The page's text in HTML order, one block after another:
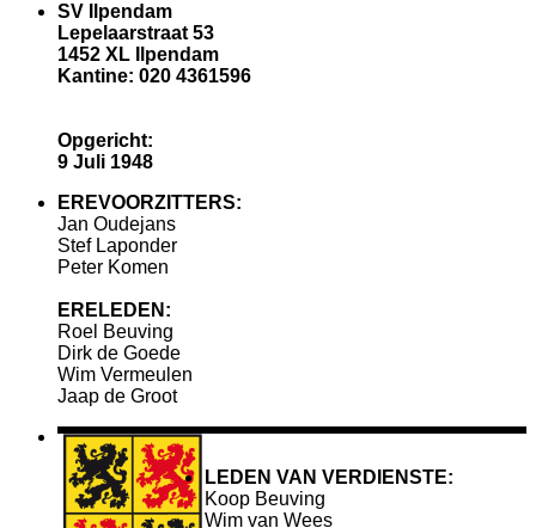
SV Ilpendam
Lepelaarstraat 53
1452 XL Ilpendam
Kantine: 020 4361596
Opgericht:
9 Juli 1948
EREVOORZITTERS:
Jan Oudejans
Stef Laponder
Peter Komen
ERELEDEN:
Roel Beuving
Dirk de Goede
Wim Vermeulen
Jaap de Groot
LEDEN VAN VERDIENSTE:
Koop Beuving
Wim van Wees